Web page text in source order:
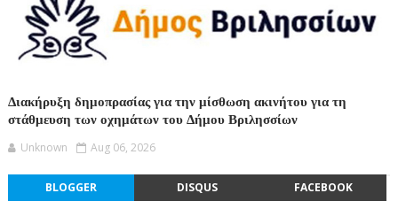
Διακήρυξη δημοπρασίας για την μίσθωση ακινήτου για τη
στάθμευση των οχημάτων του Δήμου Βριλησσίων
Unknown Aug 06, 2026
BLOGGER DISQUS FACEBOOK